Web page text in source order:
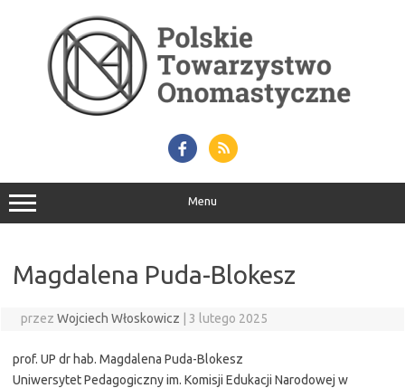
Menu
Magdalena Puda-Blokesz
przez Wojciech Włoskowicz 3 lutego 2025
prof. UP dr hab. Magdalena Puda-Blokesz
Uniwersytet Pedagogiczny im. Komisji Edukacji Narodowej w